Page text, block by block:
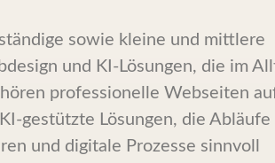
sowie kleine und mittlere
und KI-Lösungen, die im
professionelle Webseiten
gestützte Lösungen, die Abläufe
und digitale Prozesse sinnvoll